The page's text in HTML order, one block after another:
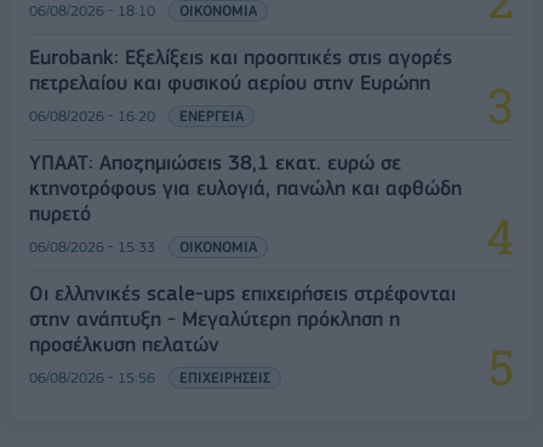
06/08/2026 - 18:10 ΟΙΚΟΝΟΜΙΑ
Eurobank: Εξελίξεις και προοπτικές στις αγορές
πετρελαίου και φυσικού αερίου στην Ευρώπη
06/08/2026 - 16:20 ΕΝΕΡΓΕΙΑ
ΥΠΑΑΤ: Αποζημιώσεις 38,1 εκατ. ευρώ σε
κτηνοτρόφους για ευλογιά, πανώλη και αφθώδη
πυρετό
06/08/2026 - 15:33 ΟΙΚΟΝΟΜΙΑ
Οι ελληνικές scale-ups επιχειρήσεις στρέφονται
στην ανάπτυξη - Μεγαλύτερη πρόκληση η
προσέλκυση πελατών
06/08/2026 - 15:56 ΕΠΙΧΕΙΡΗΣΕΙΣ